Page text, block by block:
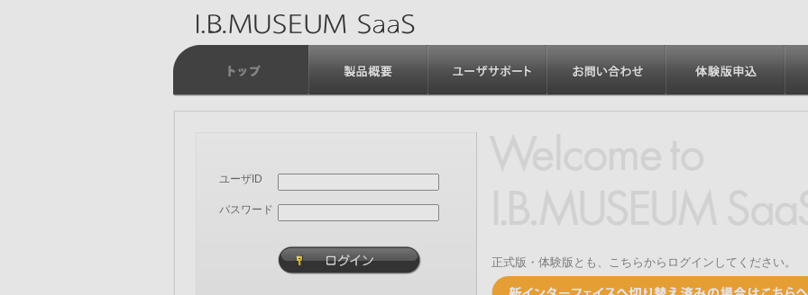
ユーザID
パスワード
正式版・体験版とも、こちらからログインしてください。